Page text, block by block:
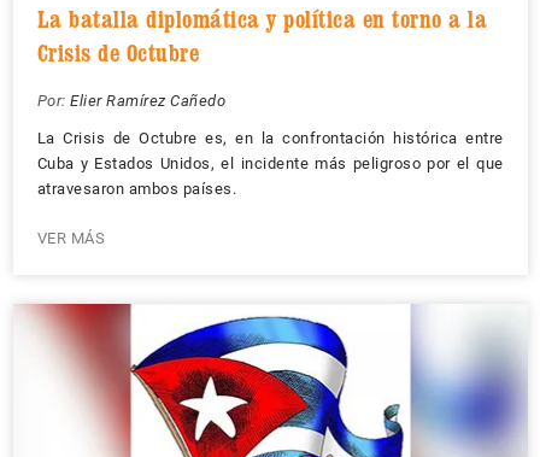
La batalla diplomática y política en torno a la
Crisis de Octubre
Por: Elier Ramírez Cañedo
La Crisis de Octubre es, en la confrontación histórica entre
Cuba y Estados Unidos, el incidente más peligroso por el que
atravesaron ambos países.
VER MÁS